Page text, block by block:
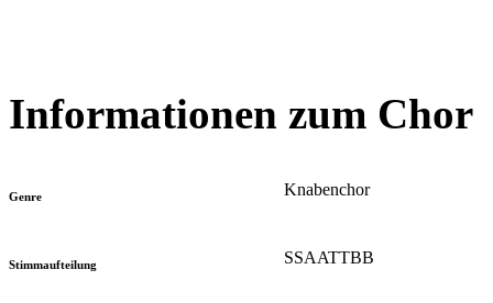
Informationen zum Chor
Genre Knabenchor
Stimmaufteilung SSAATTBB